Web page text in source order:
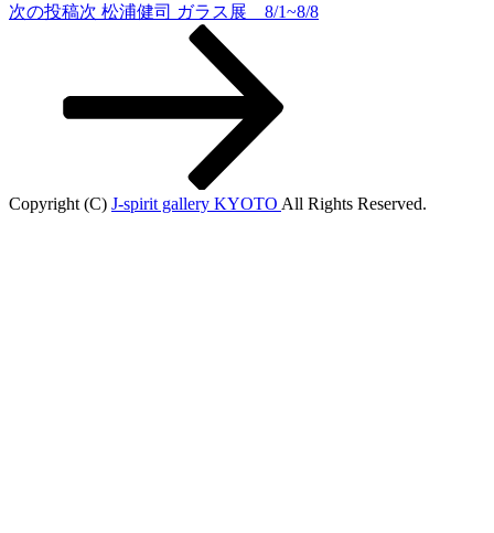
次の投稿次 松浦健司 ガラス展 8/1~8/8
Copyright (C) J-spirit gallery KYOTO All Rights Reserved.